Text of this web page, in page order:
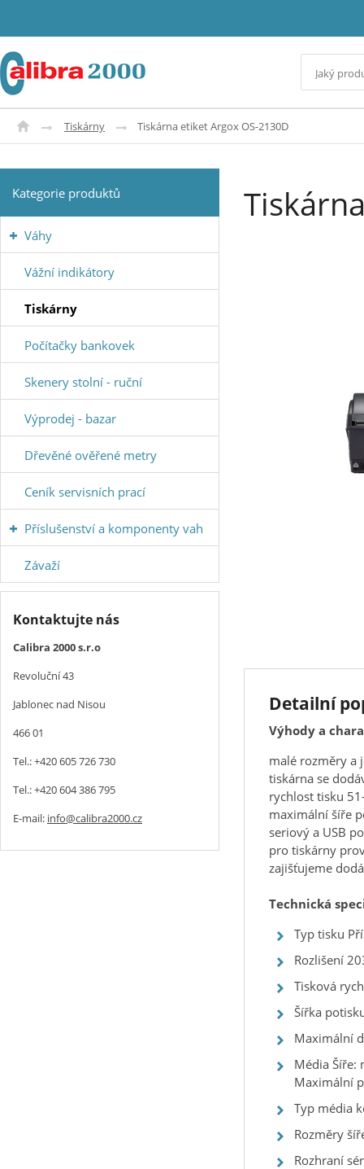
Tiskárny Tiskárna etiket Argox OS-2130D
Detailní
Výhody a
malé rozměry a
tiskárna se
rychlost tisku
maximální šíře
seriový a USB
pro tiskárny
zajišťujeme
Technická
Typ tisku
Rozlišení
Tisková
Šířka
Maximální
Média Šíře:
Maximální
Typ média
Rozměry
Rozhraní
Kategorie produktů
Váhy
Vážní indikátory
Tiskárny
Počítačky bankovek
Skenery stolní - ruční
Výprodej - bazar
Dřevěné ověřené metry
Ceník servisních prací
Příslušenství a komponenty vah
Závaží
Kontaktujte nás
Calibra 2000 s.r.o
Revoluční 43
Jablonec nad Nisou
466 01
Tel.: +420 605 726 730
Tel.: +420 604 386 795
E-mail: info@calibra2000.cz